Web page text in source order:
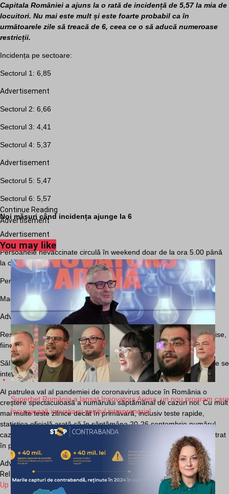
Capitala României a ajuns la o rată de incidență de 5,57 la mia de
locuitori. Nu mai este mult și este foarte probabil ca în
următoarele zile să treacă de 6, ceea ce o să aducă numeroase
restricții.
Incidența pe sectoare:
Sectorul 1: 6,85
Advertisement
Sectorul 2: 6,66
Sectorul 3: 4,41
Sectorul 4: 5,37
Advertisement
Sectorul 5: 5,47
Sectorul 6: 5,57
Noi măsuri când incidența ajunge la 6
Advertisement
Persoanele nevaccinate circulă în weekend doar de la ora 5.00 până
la ora 20.00, cu anumite excepții.
Persoanele vaccinate de cel puțin 10 zile pot circula fără restricții.
Magazinele închid la ora 18.00.
Advertisement
Restaurantele și cafenelele la interior, precum și terasele sunt închise,
fiind permisă doar livrarea la domiciliu.
Sălile de fitness și bazinele de înot se închid, iar nunțile și botezurile se
interzic.
Al patrulea val al pandemiei de coronavirus aduce în România o
creștere spectaculoasă a numărului săptămânal de cazuri noi. Cu mult
mai multe teste zilnice decât în primăvară, inclusiv teste rapide,
statistica oficială arată că în săptămâna 20-26 septembrie numărul
cazurilor noi a depășit vârful săptămânal din valul al treilea, înregistrat
în perioada 22-28 martie.
Advertisement
Related Topics:
stirea zilei
stiri bucuresti
Up Next
Continue Reading
Advertisement
You may like
Superbet România a lansat Innovators Arena, un nou program care
încurajează inovația și spiritul intraprenorial